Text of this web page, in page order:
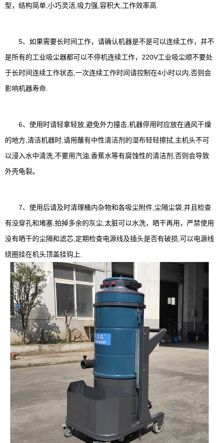
型，结构简单,小巧灵活,吸力强,容积大,工作效率高.
5、如果需要长时间工作，请确认机器是不是可以连续工作，并不
是所有的工业吸尘器都可以不停机连续工作，220V工业吸尘顺不要处
于长时间连续工作状态,一次连续工作时间请控制在4小时以内,否则会
影响机器寿命.
6、使用时请轻拿轻放,避免外力撞击,机器停用时应放在通风干燥
的地方,清洁机器时,请用蘸有中性清洁剂的湿布轻轻擦拭,主机头不可
以浸入水中清洗,不要用汽油,香蕉水等有腐蚀性的清洁剂,否则会导致
外壳龟裂。
7、使用后请及时清理桶内杂物和各吸尘附件,尘隔尘袋,并且检查
有没穿孔和堵塞,拍掉多余的灰尘,太脏可以水洗，晒干再用，严禁使用
没有晒干的尘隔和滤芯,定期检查电源线及插头是否有破损,可以电源线
绕圈挂在机头顶盖挂钩上.